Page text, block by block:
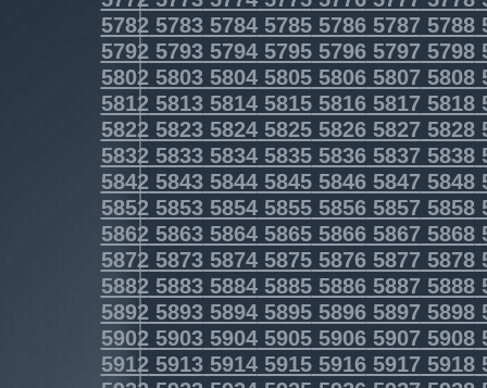
5782578357845785578657875788
5792579357945795579657975798
5802580358045805580658075808
5812581358145815581658175818
5822582358245825582658275828
5832583358345835583658375838
5842584358445845584658475848
5852585358545855585658575858
5862586358645865586658675868
5872587358745875587658775878
5882588358845885588658875888
5892589358945895589658975898
5902590359045905590659075908
5912591359145915591659175918